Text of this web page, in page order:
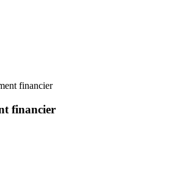
financier
financier